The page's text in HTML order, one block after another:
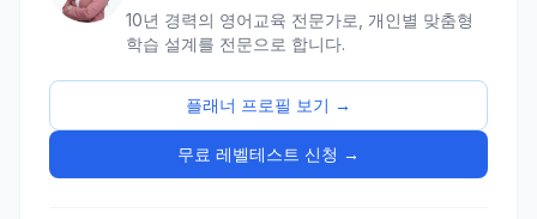
10년 경력의 영어교육 전문가로, 개인별 맞춤형
학습 설계를 전문으로 합니다.
플래너 프로필 보기 →
무료 레벨테스트 신청 →